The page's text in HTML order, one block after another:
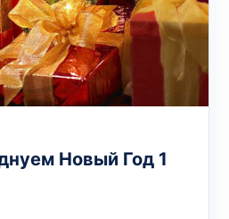
Новый Год 1